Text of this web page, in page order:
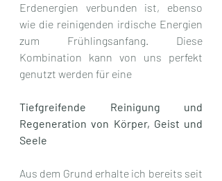
Erdenergien verbunden ist, ebenso
wie die reinigenden irdische Energien
zum Frühlingsanfang. Diese
Kombination kann von uns perfekt
genutzt werden für eine
Tiefgreifende Reinigung und
Regeneration von Körper, Geist und
Seele
Aus dem Grund erhalte ich bereits seit